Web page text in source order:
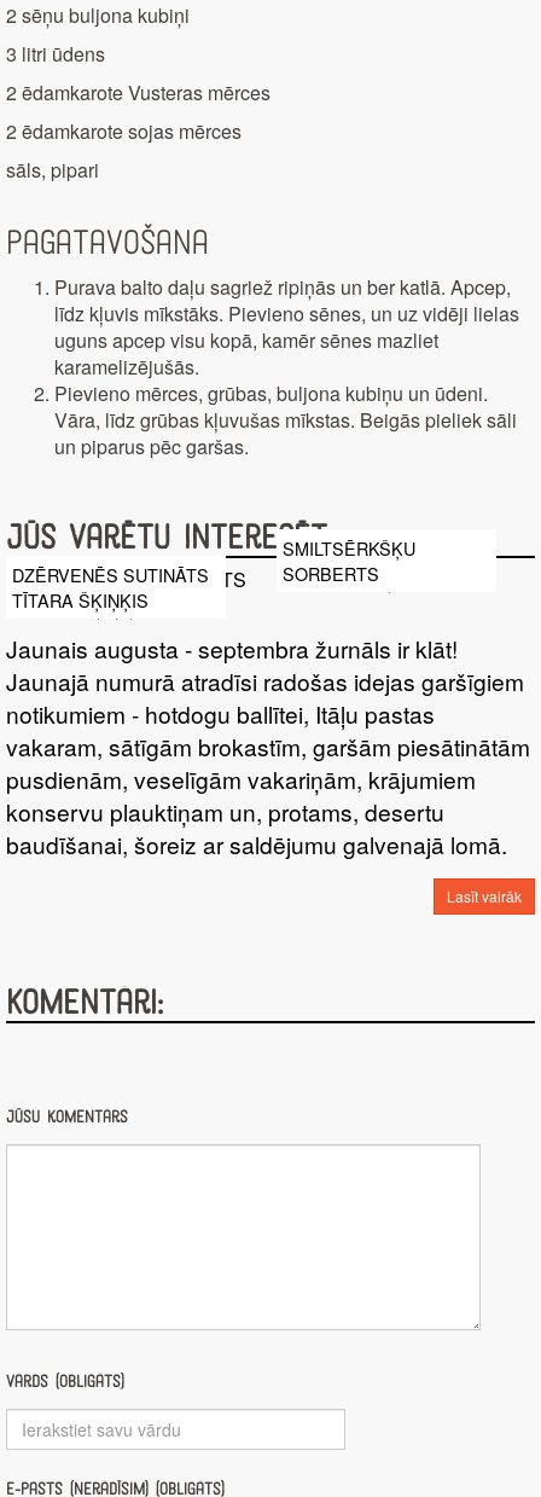
2 sēņu buljona kubiņi
3 litri ūdens
2 ēdamkarote Vusteras mērces
2 ēdamkarote sojas mērces
sāls, pipari
Pagatavošana
Purava balto daļu sagriež ripiņās un ber katlā. Apcep,
līdz kļuvis mīkstāks. Pievieno sēnes, un uz vidēji lielas
uguns apcep visu kopā, kamēr sēnes mazliet
karamelizējušās.
Pievieno mērces, grūbas, buljona kubiņu un ūdeni.
Vāra, līdz grūbas kļuvušas mīkstas. Beigās pieliek sāli
un piparus pēc garšas.
Jūs varētu interesēt
DZĒRVENĒS SUTINĀTS
TĪTARA ŠĶIŅĶIS
SMILTSĒRKŠĶU
SORBERTS
Jaunais augusta - septembra žurnāls ir klāt!
Jaunajā numurā atradīsi radošas idejas garšīgiem
notikumiem - hotdogu ballītei, Itāļu pastas
vakaram, sātīgām brokastīm, garšām piesātinātām
pusdienām, veselīgām vakariņām, krājumiem
konservu plauktiņam un, protams, desertu
baudīšanai, šoreiz ar saldējumu galvenajā lomā.
Lasīt vairāk
Komentāri:
Jūsu komentārs
Vārds (obligāts)
E-pasts (nerādīsim) (obligāts)